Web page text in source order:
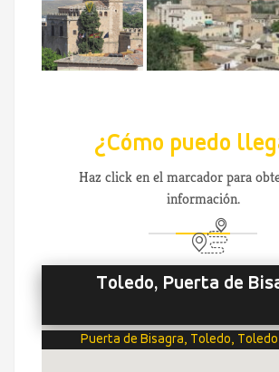
¿Cómo puedo
Haz click en el marcador para
información.
Toledo, Puerta de
Puerta de Bisagra, Toledo,